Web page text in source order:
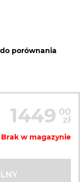
porównania
1449 00
zł
Brak w magazynie